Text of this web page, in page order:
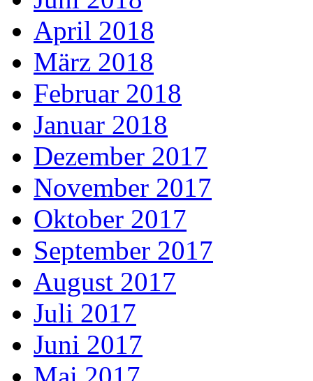
April 2018
März 2018
Februar 2018
Januar 2018
Dezember 2017
November 2017
Oktober 2017
September 2017
August 2017
Juli 2017
Juni 2017